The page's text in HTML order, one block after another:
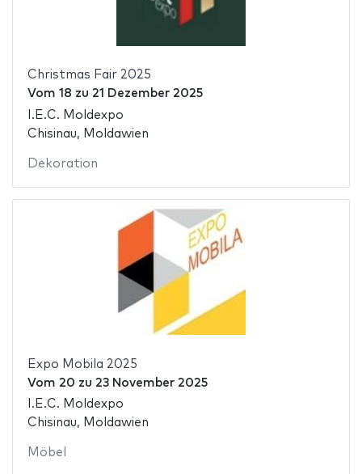
Christmas Fair 2025
Vom 18 zu 21 Dezember 2025
I.E.C. Moldexpo
Chisinau, Moldawien
Dekoration
Expo Mobila 2025
Vom 20 zu 23 November 2025
I.E.C. Moldexpo
Chisinau, Moldawien
Möbel